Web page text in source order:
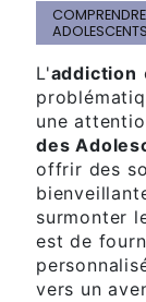
COMPRENDRE ET SURMONTER L'ADDICTION CHEZ LES
ADOLESCENTS
L'addiction
une
des
offrir des
surmonter
est de
vers un